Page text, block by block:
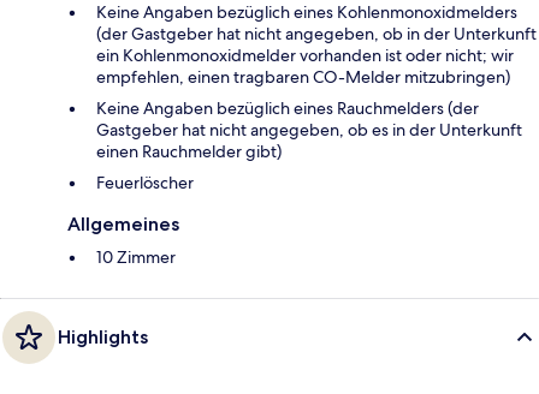
Keine Angaben bezüglich eines Kohlenmonoxidmelders
(der Gastgeber hat nicht angegeben, ob in der Unterkunft
ein Kohlenmonoxidmelder vorhanden ist oder nicht; wir
empfehlen, einen tragbaren CO-Melder mitzubringen)
Keine Angaben bezüglich eines Rauchmelders (der
Gastgeber hat nicht angegeben, ob es in der Unterkunft
einen Rauchmelder gibt)
Feuerlöscher
Allgemeines
10 Zimmer
Highlights